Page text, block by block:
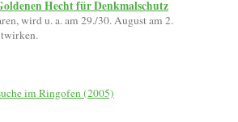
Hecht für Denkmalschutz
wird u. a. am 29./30. August am 2.
im Ringofen (2005)